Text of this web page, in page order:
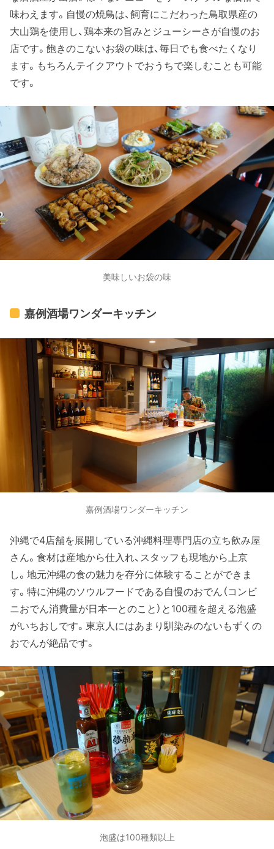
味わえます。自慢の焼鳥は、飼育にこだわった鳥取県産の
大山鶏を使用し、鶏本来の旨みとジューシーさが自慢のお
店です。飽きのこないお袋の味は、毎日でも食べたくなり
ます。もちろんテイクアウトでおうちで楽しむことも可能
です。
美味しいお袋の味
嘉例酒場ワンダーキッチン
嘉例酒場ワンダーキッチン
沖縄で4店舗を展開している沖縄料理専門店の立ち飲み屋
さん。食材は産地から仕入れ、スタッフも現地から上京
し。地元沖縄の食の魅力を存分に体験することができま
す。特に沖縄のソウルフードである自慢のおでん（コンビ
ニおでん消費量が日本一とのこと）と100種を超える泡盛
がいちおしです。東京人にはあまり馴染みのないもずくの
おでんが絶品です。
泡盛は100種類以上